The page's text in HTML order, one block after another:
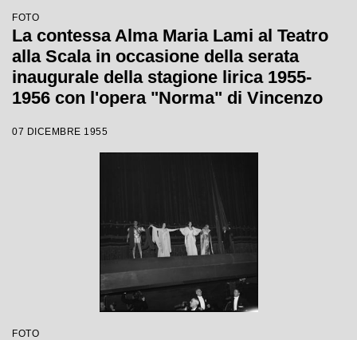
FOTO
La contessa Alma Maria Lami al Teatro
alla Scala in occasione della serata
inaugurale della stagione lirica 1955-
1956 con l'opera "Norma" di Vincenzo
regia di Margherita Wallmann
07 DICEMBRE 1955
FOTO